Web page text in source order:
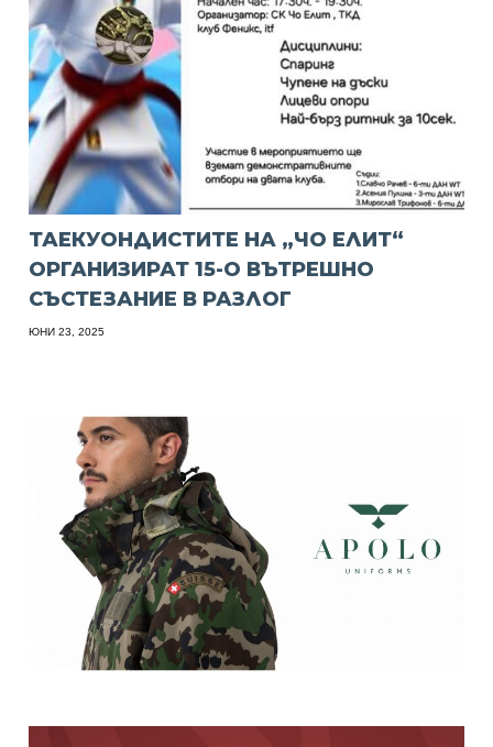
ТАЕКУОНДИСТИТЕ НА „ЧО ЕЛИТ“
ОРГАНИЗИРАТ 15-О ВЪТРЕШНО
СЪСТЕЗАНИЕ В РАЗЛОГ
ЮНИ 23, 2025